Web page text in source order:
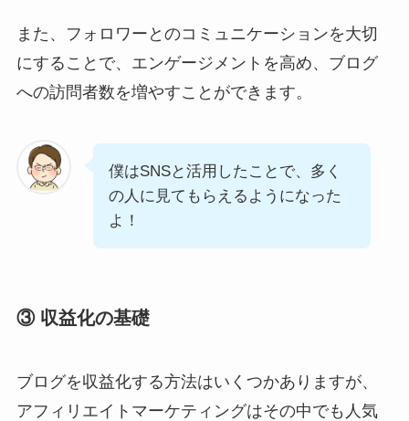
また、フォロワーとのコミュニケーションを大切
にすることで、エンゲージメントを高め、ブログ
への訪問者数を増やすことができます。
僕はSNSと活用したことで、多く
の人に見てもらえるようになった
よ！
③ 収益化の基礎
ブログを収益化する方法はいくつかありますが、
アフィリエイトマーケティングはその中でも人気